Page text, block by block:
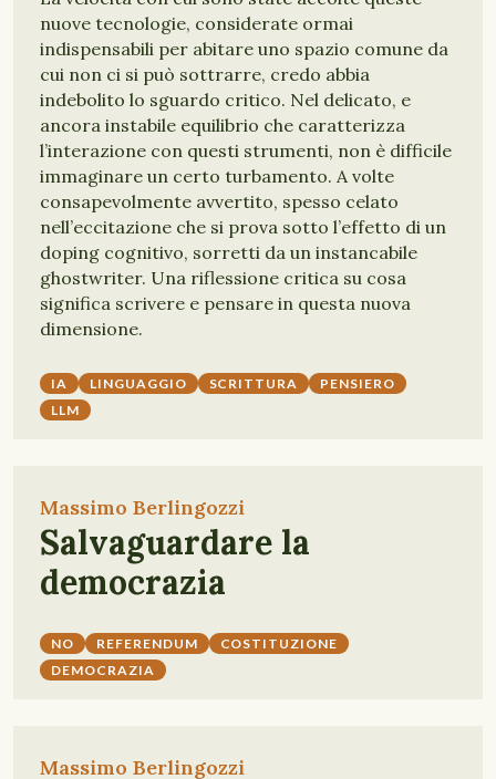
nuove tecnologie, considerate ormai
indispensabili per abitare uno spazio comune da
cui non ci si può sottrarre, credo abbia
indebolito lo sguardo critico. Nel delicato, e
ancora instabile equilibrio che caratterizza
l’interazione con questi strumenti, non è difficile
immaginare un certo turbamento. A volte
consapevolmente avvertito, spesso celato
nell’eccitazione che si prova sotto l’effetto di un
doping cognitivo, sorretti da un instancabile
ghostwriter. Una riflessione critica su cosa
significa scrivere e pensare in questa nuova
dimensione.
IA LINGUAGGIO SCRITTURA
PENSIERO
LLM
Massimo Berlingozzi
Salvaguardare la
democrazia
NO REFERENDUM
COSTITUZIONE
DEMOCRAZIA
Massimo Berlingozzi